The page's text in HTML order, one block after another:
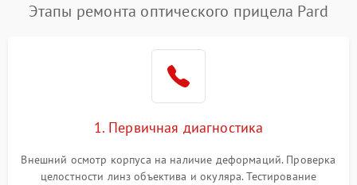
Этапы ремонта оптического прицела Pard
1. Первичная диагностика
Внешний осмотр корпуса на наличие деформаций. Проверка
целостности линз объектива и окуляра. Тестирование